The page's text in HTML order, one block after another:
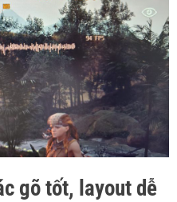
gõ tốt, layout dễ